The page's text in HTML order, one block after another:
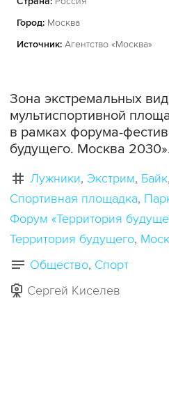
Город: Москва
Источник: Агентство «Москва»
Зона экстремальных
мультиспортивной
в рамках форума-
будущего. Москва
Лужники Экстрим Байк
Спортивная площадка
Форум «Территория
Территория будущего
Общество Спорт
Сергей Киселев